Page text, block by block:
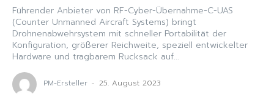
Führender Anbieter von RF-Cyber-Übernahme-C-UAS
(Counter Unmanned Aircraft Systems) bringt
Drohnenabwehrsystem mit schneller Portabilität der
Konfiguration, größerer Reichweite, speziell entwickelter
Hardware und tragbarem Rucksack auf...
PM-Ersteller - 25. August 2023